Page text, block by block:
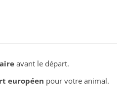
avant le départ.
européen pour votre animal.